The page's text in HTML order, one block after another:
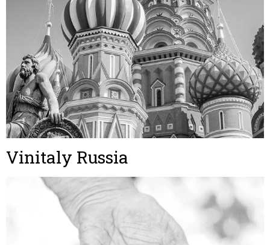
Vinitaly Russia